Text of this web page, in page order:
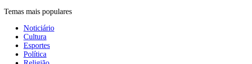
Temas mais populares
Noticiário
Cultura
Esportes
Política